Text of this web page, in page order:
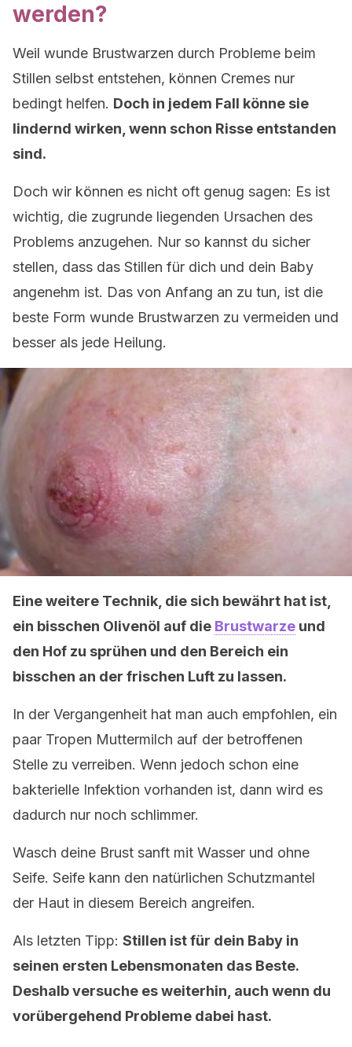
werden?
Weil wunde Brustwarzen durch Probleme beim
Stillen selbst entstehen, können Cremes nur
bedingt helfen. Doch in jedem Fall könne sie
lindernd wirken, wenn schon Risse entstanden
sind.
Doch wir können es nicht oft genug sagen: Es ist
wichtig, die zugrunde liegenden Ursachen des
Problems anzugehen. Nur so kannst du sicher
stellen, dass das Stillen für dich und dein Baby
angenehm ist. Das von Anfang an zu tun, ist die
beste Form wunde Brustwarzen zu vermeiden und
besser als jede Heilung.
Eine weitere Technik, die sich bewährt hat ist,
ein bisschen Olivenöl auf die Brustwarze und
den Hof zu sprühen und den Bereich ein
bisschen an der frischen Luft zu lassen.
In der Vergangenheit hat man auch empfohlen, ein
paar Tropen Muttermilch auf der betroffenen
Stelle zu verreiben. Wenn jedoch schon eine
bakterielle Infektion vorhanden ist, dann wird es
dadurch nur noch schlimmer.
Wasch deine Brust sanft mit Wasser und ohne
Seife. Seife kann den natürlichen Schutzmantel
der Haut in diesem Bereich angreifen.
Als letzten Tipp: Stillen ist für dein Baby in
seinen ersten Lebensmonaten das Beste.
Deshalb versuche es weiterhin, auch wenn du
vorübergehend Probleme dabei hast.